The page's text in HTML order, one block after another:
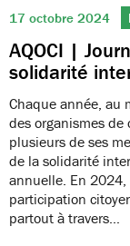
17 octobre 2024
AQOCI |
solidarité
Chaque année, au
des organismes de
plusieurs de ses
de la solidarité
annuelle. En
participation
partout à travers…